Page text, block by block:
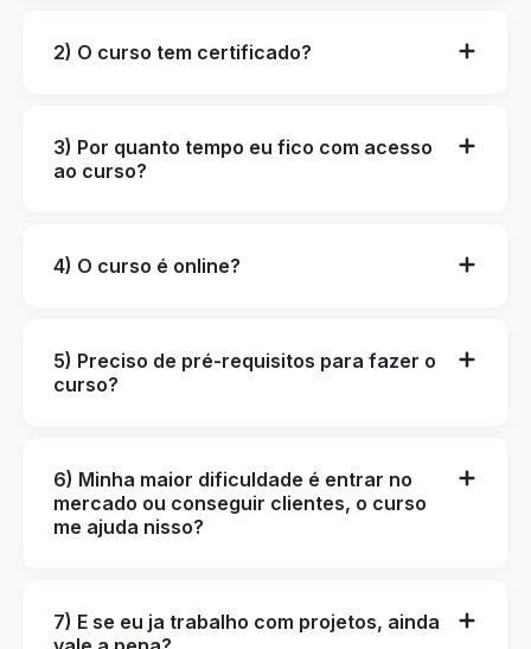
2) O curso tem certificado?
3) Por quanto tempo eu fico com acesso
ao curso?
4) O curso é online?
5) Preciso de pré-requisitos para fazer o
curso?
6) Minha maior dificuldade é entrar no
mercado ou conseguir clientes, o curso
me ajuda nisso?
7) E se eu ja trabalho com projetos, ainda